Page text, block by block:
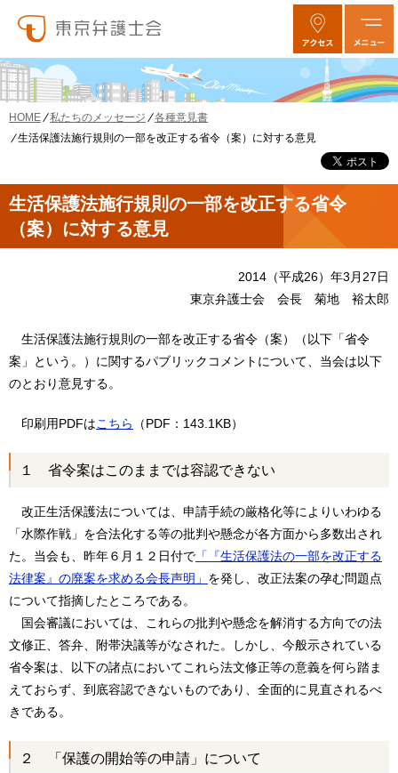
HOME 私たちのメッセージ
各種意見書
生活保護法施行規則の一部を改正する省令（案）に対する意見
生活保護法施行規則の一部を改正する省令
（案）に対する意見
2014（平成26）年3月27日
東京弁護士会 会長 菊地 裕太郎
生活保護法施行規則の一部を改正する省令（案）（以下「省令
案」という。）に関するパブリックコメントについて、当会は以下
のとおり意見する。
印刷用PDFはこちら （PDF：143.1KB）
１ 省令案はこのままでは容認できない
改正生活保護法については、申請手続の厳格化等によりいわゆる
「水際作戦」を合法化する等の批判や懸念が各方面から多数出され
た。当会も、昨年６月１２日付で 「『生活保護法の一部を改正する
法律案』の廃案を求める会長声明」 を発し、改正法案の孕む問題点
について指摘したところである。
国会審議においては、これらの批判や懸念を解消する方向での法
文修正、答弁、附帯決議等がなされた。しかし、今般示されている
省令案は、以下の諸点においてこれら法文修正等の意義を何ら踏ま
えておらず、到底容認できないものであり、全面的に見直されるべ
きである。
２ 「保護の開始等の申請」について